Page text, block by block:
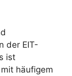
der EIT-
ist
häufigem